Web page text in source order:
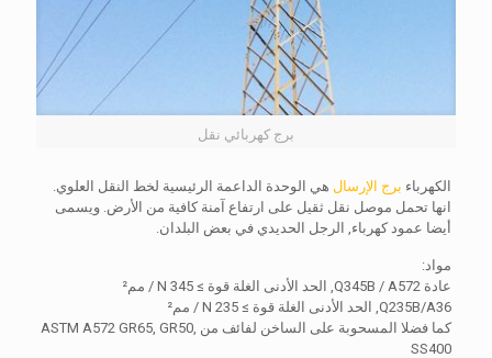
برج كهربائي نقل
الكهرباء برج الإرسال هي الوحدة الداعمة الرئيسية لخط النقل العلوي.
انها تحمل موصل نقل ثقيل على ارتفاع آمنة كافية من الأرض. ويسمى
أيضا عمود كهرباء, الرجل الحديدي في بعض البلدان.
مواد:
عادة Q345B / A572, الحد الأدنى الغلة قوة ≥ 345 N / مم²
Q235B/A36, الحد الأدنى الغلة قوة ≥ 235 N / مم²
كما فضلا المسحوبة على الساخن لفائف من ASTM A572 GR65, GR50,
SS400